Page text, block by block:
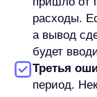
В маркетинге
данных. Если
неточно связан
показатель
а не как
Корректная